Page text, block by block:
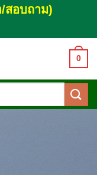
สอบถาม)
0